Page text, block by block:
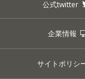
公式twitter
企業情報
サイトポリシ